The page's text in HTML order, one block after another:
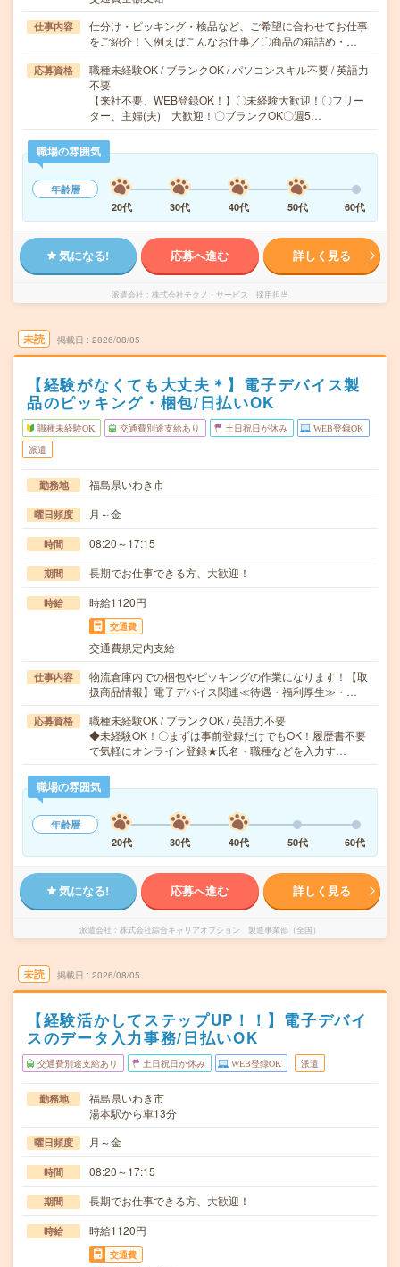
仕事内容
仕分け・ピッキング・検品など、ご希望に合わせてお仕事
をご紹介！＼例えばこんなお仕事／〇商品の箱詰め・…
応募資格
職種未経験OK / ブランクOK / パソコンスキル不要 / 英語力
不要
【来社不要、WEB登録OK！】〇未経験大歓迎！〇フリー
ター、主婦(夫) 大歓迎！〇ブランクOK〇週5…
職場の雰囲気
年齢層
20代
30代 40代 50代 60代
気になる! 応募へ進む 詳しく見る
派遣会社 株式会社テクノ・サービス 採用担当
未読 掲載日 2026/08/05
【経験がなくても大丈夫＊】電子デバイス製
品のピッキング・梱包/日払いOK
職種未経験OK 交通費別途支給あり 土日祝日が休み WEB登録OK
派遣
勤務地 福島県いわき市
曜日頻度 月～金
時間 08:20～17:15
期間 長期でお仕事できる方、大歓迎！
時給 時給1120円
交通費
交通費規定内支給
仕事内容
物流倉庫内での梱包やピッキングの作業になります！【取
扱商品情報】電子デバイス関連≪待遇・福利厚生≫・…
応募資格
職種未経験OK / ブランクOK / 英語力不要
◆未経験OK！〇まずは事前登録だけでもOK！履歴書不要
で気軽にオンライン登録★氏名・職種などを入力す…
職場の雰囲気
年齢層
20代
30代 40代 50代 60代
気になる! 応募へ進む 詳しく見る
派遣会社 株式会社綜合キャリアオプション 製造事業部（全国）
未読 掲載日 2026/08/05
【経験活かしてステップUP！！】電子デバイ
スのデータ入力事務/日払いOK
交通費別途支給あり 土日祝日が休み WEB登録OK 派遣
勤務地
福島県いわき市
湯本駅から車13分
曜日頻度 月～金
時間 08:20～17:15
期間 長期でお仕事できる方、大歓迎！
時給 時給1120円
交通費